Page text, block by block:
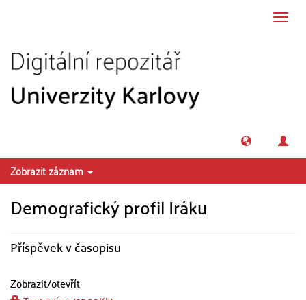
Zobrazit záznam
Demografický profil Iráku
Příspěvek v časopisu
Zobrazit/otevřít